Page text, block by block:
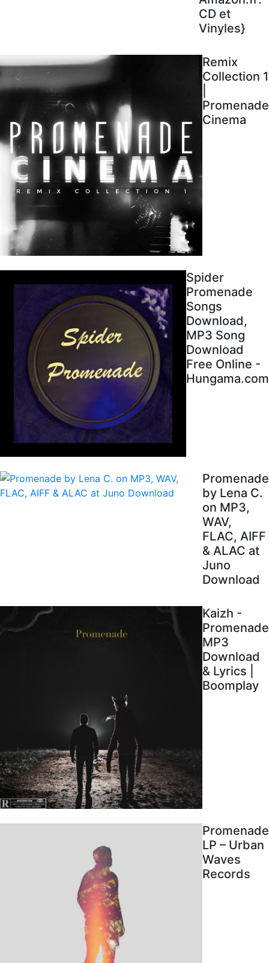
CD et
Vinyles}
Remix
Collection 1
Promenade
Cinema
Spider
Promenade
Songs
Download,
MP3 Song
Download
Free Online -
Hungama.com
Promenade
by Lena C.
on MP3,
WAV,
FLAC, AIFF
& ALAC at
Juno
Download
Kaizh -
Promenade
MP3
Download
& Lyrics |
Boomplay
Promenade
LP – Urban
Waves
Records